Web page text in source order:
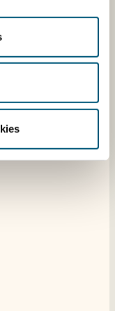
med hele
på
står bag De